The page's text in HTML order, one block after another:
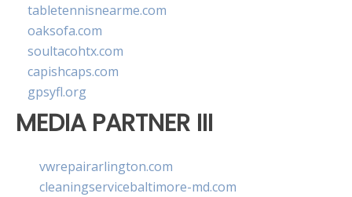
tabletennisnearme.com
oaksofa.com
soultacohtx.com
capishcaps.com
gpsyfl.org
MEDIA PARTNER III
vwrepairarlington.com
cleaningservicebaltimore-md.com